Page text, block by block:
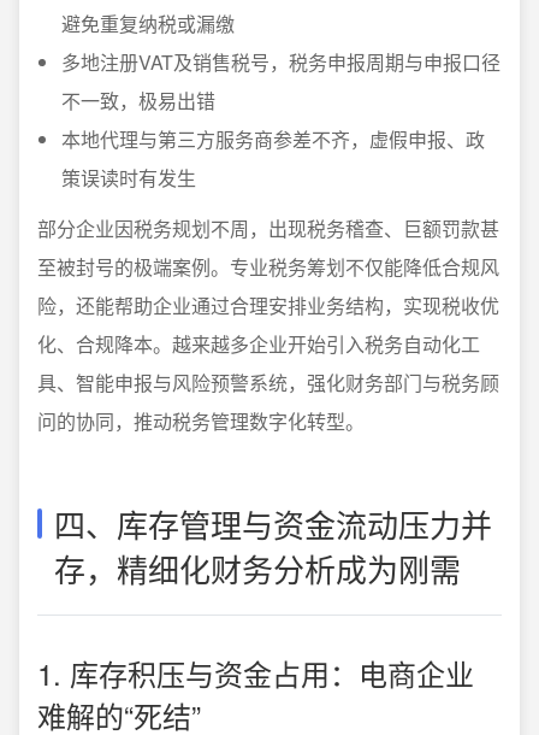
避免重复纳税或漏缴
多地注册VAT及销售税号，税务申报周期与申报口径
不一致，极易出错
本地代理与第三方服务商参差不齐，虚假申报、政
策误读时有发生
部分企业因税务规划不周，出现税务稽查、巨额罚款甚
至被封号的极端案例。专业税务筹划不仅能降低合规风
险，还能帮助企业通过合理安排业务结构，实现税收优
化、合规降本。越来越多企业开始引入税务自动化工
具、智能申报与风险预警系统，强化财务部门与税务顾
问的协同，推动税务管理数字化转型。
四、库存管理与资金流动压力并
存，精细化财务分析成为刚需
1. 库存积压与资金占用：电商企业
难解的“死结”